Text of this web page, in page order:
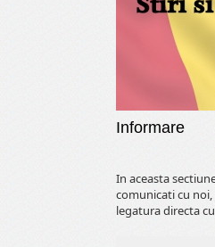
Informare
In aceasta
comunicati cu
legatura directa